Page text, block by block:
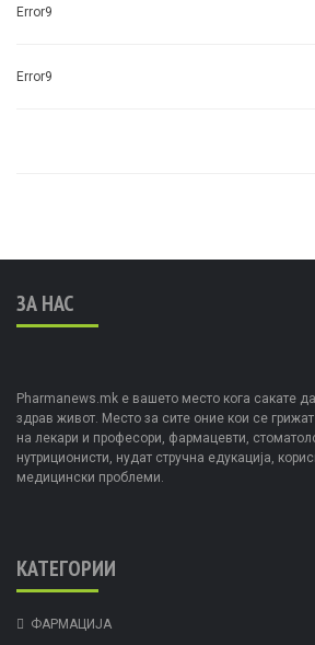
Error9
Error9
ЗА НАС
Pharmanews.mk е вашето место кога сакате
здрав живот. Место за сите оние кои се
на лекари и професори, фармацевти,
нутриционисти, нудат стручна едукација,
медицински проблеми.
КАТЕГОРИИ
ФАРМАЦИЈА